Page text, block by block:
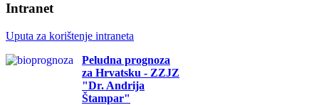
Intranet
Uputa za korištenje intraneta
Peludna prognoza
za Hrvatsku - ZZJZ
"Dr. Andrija
Štampar"